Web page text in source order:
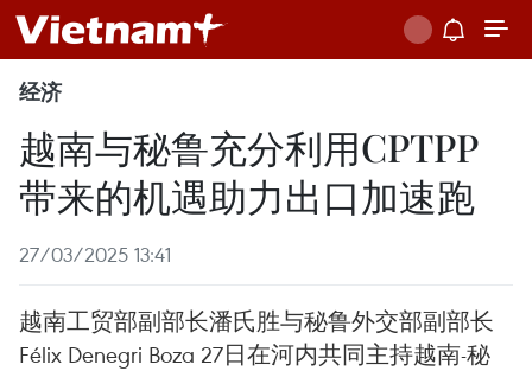
经济
越南与秘鲁充分利用CPTPP
带来的机遇助力出口加速跑
27/03/2025 13:41
越南工贸部副部长潘氏胜与秘鲁外交部副部长
Félix Denegri Boza 27日在河内共同主持越南-秘